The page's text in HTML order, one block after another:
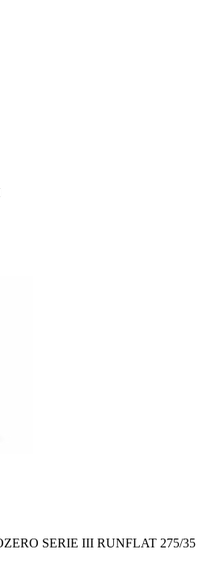
SERIE III RUNFLAT 275/35